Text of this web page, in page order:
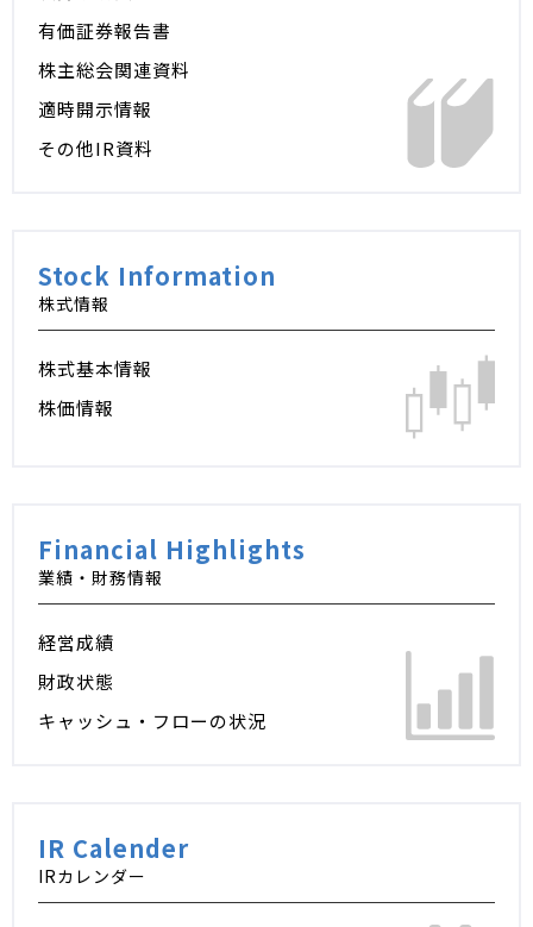
有価証券報告書
株主総会関連資料
適時開示情報
その他IR資料
Stock Information
株式情報
株式基本情報
株価情報
Financial Highlights
業績・財務情報
経営成績
財政状態
キャッシュ・フローの状況
IR Calender
IRカレンダー